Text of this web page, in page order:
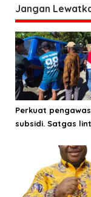
a
s
i
p
o
s
Jangan
Perkuat
subsidi. Satgas
penyalahgunaan di
Manokwari